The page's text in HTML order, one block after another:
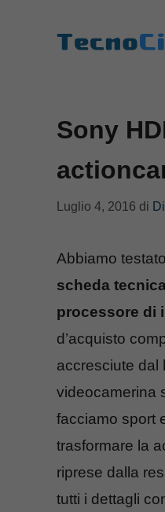
Sony
Luglio 4, 2016 di
Abbiamo
scheda
processore di
d’acquisto
accresciute dal
videocamerina
facciamo sport
trasformare la
riprese dalla
tutti i dettagli